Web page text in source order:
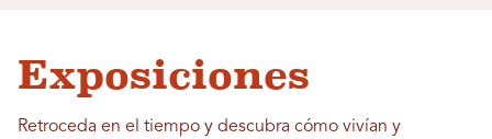
Exposiciones
Retroceda en el tiempo y descubra cómo vivían y